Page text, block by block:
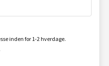
inden for 1-2 hverdage.